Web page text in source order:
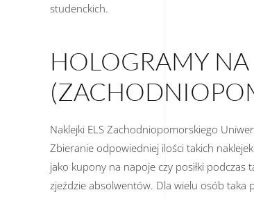
studenckich.
HOLOGRAMY
Naklejki ELS Zachodniopomorskiego
Zbieranie odpowiedniej ilości takich
jako kupony na napoje czy posiłki
zjeździe absolwentów. Dla wielu osób taka